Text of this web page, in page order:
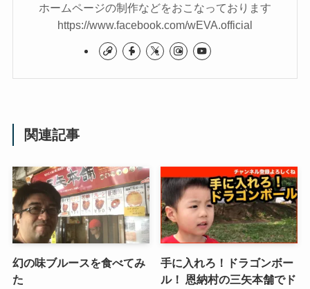
ホームページの制作などをおこなっております
https://www.facebook.com/wEVA.official
関連記事
幻の味ブルースを食べてみ
た
手に入れろ！ドラゴンボー
ル！ 恩納村の三矢本舗でド